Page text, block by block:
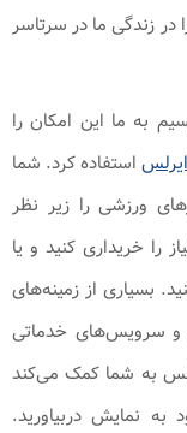
زندگی ما در سرتاسر
به ما این امکان را
استفاده کرد. شما
ورزشی را زیر نظر
را خریداری کنید و یا
بسیاری از زمینه‌های
و سرویس‌های خدماتی
به شما کمک می‌کند
به نمایش دربیاورید.